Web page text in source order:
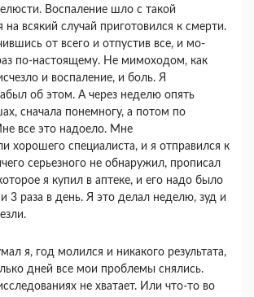
Воспаление шло с такой
на всякий случай приготовился к смерти.
от всего и отпустив все, и мо­
по-настоящему. Не мимохо­дом, как
и воспаление, и боль. Я
об этом. А через не­делю опять
сначала понемно­гу, а потом по
все это надоело. Мне
хорошего специалиста, и я отправился к
серьезного не обнаружил, прописал
я купил в аптеке, и его надо было
3 раза в день. Я это делал неделю, зуд и
я, год молился и никакого результата,
дней все мои проблемы снялись.
не хватает. Или что-то во